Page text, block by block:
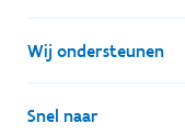
1000 Brussel
Wie zijn we, wat
Onze centra
Wij ondersteunen
Lokale besturen
Snel naar